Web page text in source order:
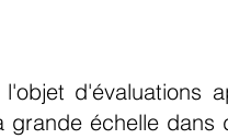
d'évaluations
échelle dans